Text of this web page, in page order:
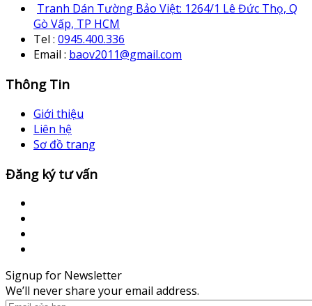
Tranh Dán Tường Bảo Việt: 1264/1 Lê Đức Thọ, Q
Gò Vấp, TP HCM
Tel : 0945.400.336
Email : baov2011@gmail.com
Thông Tin
Giới thiệu
Liên hệ
Sơ đồ trang
Đăng ký tư vấn
Signup for Newsletter
We’ll never share your email address.